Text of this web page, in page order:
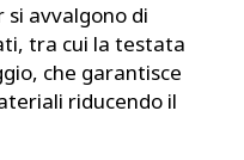
avvalgono di
tra cui la testata
che garantisce
riducendo il